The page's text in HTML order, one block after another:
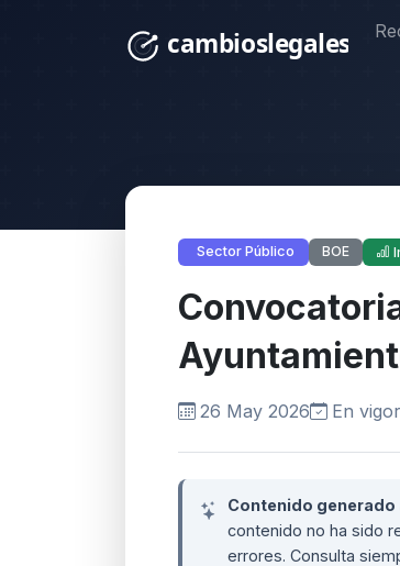
Sector Público BOE
26 May 2026 En
Contenido
contenido no ha sido
errores. Consulta